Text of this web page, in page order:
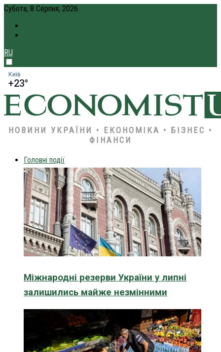
Субота, 8 Серпня, 2026
RU
Київ
+23°
НОВИНИ УКРАЇНИ • ЕКОНОМІКА • БІЗНЕС •
ФІНАНСИ
Головні події
Міжнародні резерви України у липні
залишились майже незмінними